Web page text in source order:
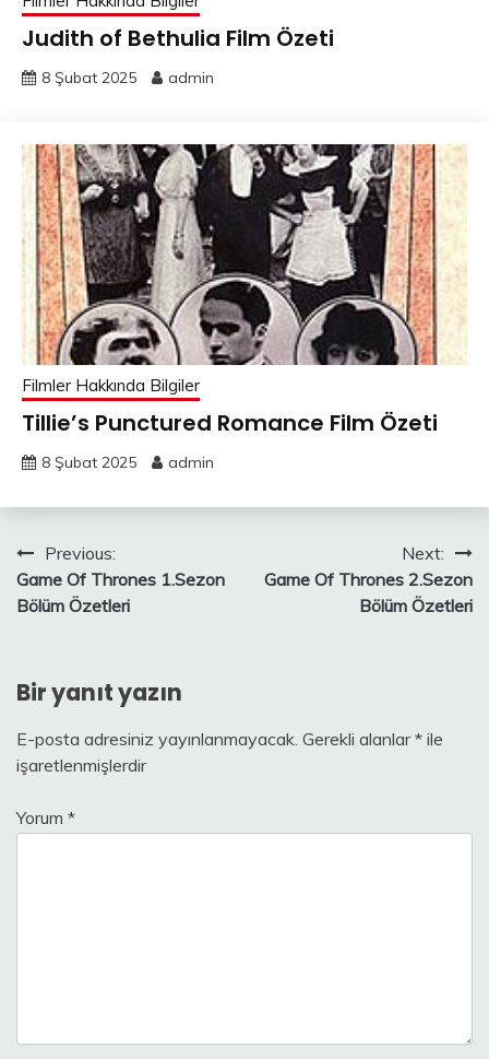
Judith of Bethulia Film Özeti
8 Şubat 2025 admin
Filmler Hakkında Bilgiler
Tillie’s Punctured Romance Film Özeti
8 Şubat 2025 admin
Yazı
gezinmesi
Previous:
Game Of Thrones 1.Sezon
Bölüm Özetleri
Next:
Game Of Thrones 2.Sezon
Bölüm Özetleri
Bir yanıt yazın
E-posta adresiniz yayınlanmayacak. Gerekli alanlar* ile
işaretlenmişlerdir
Yorum *